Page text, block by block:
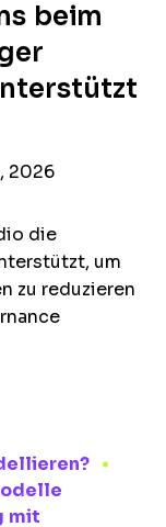
beim
2026
die
um
zu reduzieren
mit